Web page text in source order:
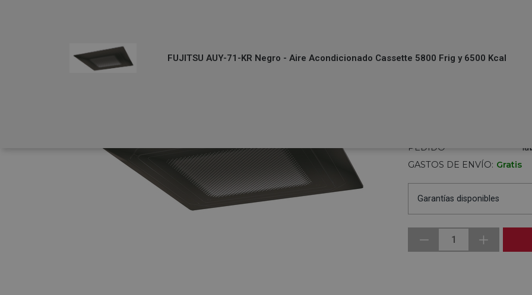
FUJITSU AUY-71-KR Negro - Aire Acondicionado Cassette 5800 Frig y 6500 Kcal
PEDIDO
GASTOS DE ENVÍO: Gratis
Garantías disponibles
1